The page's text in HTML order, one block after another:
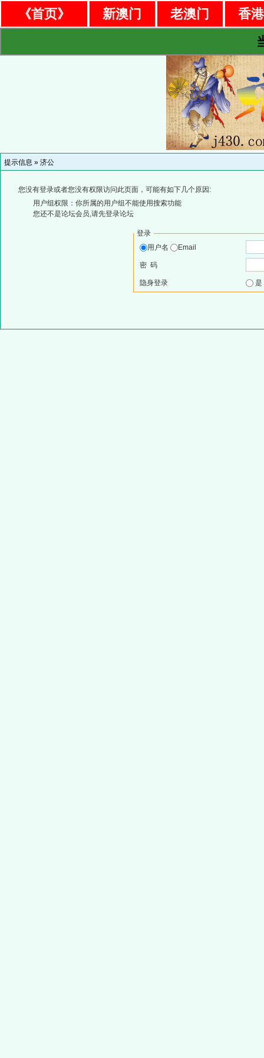
《首页》 新澳门 老澳门
香
提示信息 » 济公
您没有登录或者您没有权限访问此页面，可能有如下几个原因:
用户组权限：你所属的用户组不能使用搜索功能
您还不是论坛会员,请先登录论坛
登录
用户名
Email
密 码
隐身登录